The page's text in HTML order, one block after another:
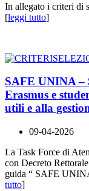
In allegato i criteri di
[leggi tutto]
SAFE UNINA –
Erasmus e
utili e alla
09-04-2026
La Task Force di
con Decreto
guida “ SAFE
tutto]